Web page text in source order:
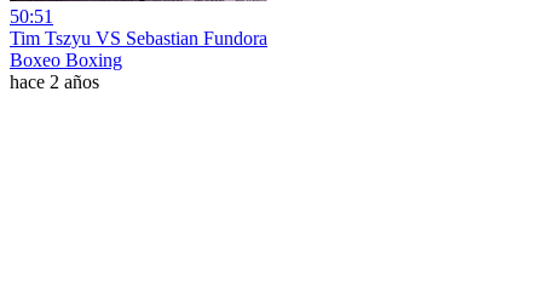
50:51
Tim Tszyu VS Sebastian Fundora
Boxeo Boxing
hace 2 años